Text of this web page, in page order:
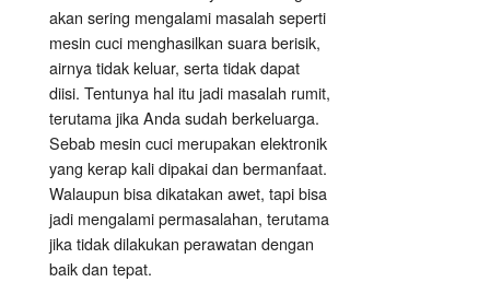
akan sering mengalami masalah seperti
mesin cuci menghasilkan suara berisik,
airnya tidak keluar, serta tidak dapat
diisi. Tentunya hal itu jadi masalah rumit,
terutama jika Anda sudah berkeluarga.
Sebab mesin cuci merupakan elektronik
yang kerap kali dipakai dan bermanfaat.
Walaupun bisa dikatakan awet, tapi bisa
jadi mengalami permasalahan, terutama
jika tidak dilakukan perawatan dengan
baik dan tepat.